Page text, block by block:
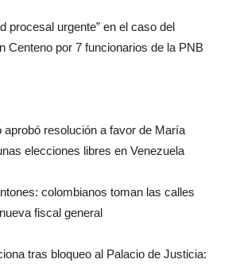
procesal urgente” en el caso del
Centeno por 7 funcionarios de la PNB
aprobó resolución a favor de María
elecciones libres en Venezuela
colombianos toman las calles
fiscal general
tras bloqueo al Palacio de Justicia: